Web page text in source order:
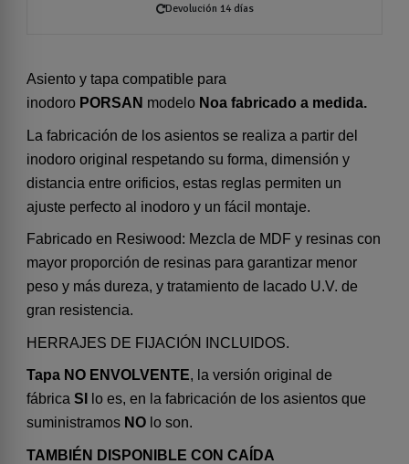
Devolución 14 días
Asiento y tapa compatible para
inodoro PORSAN modelo Noa fabricado a medida.
La fabricación de los asientos se realiza a partir del
inodoro original respetando su forma, dimensión y
distancia entre orificios, estas reglas permiten un
ajuste perfecto al inodoro y un fácil montaje.
Fabricado en Resiwood: Mezcla de MDF y resinas con
mayor proporción de resinas para garantizar menor
peso y más dureza, y tratamiento de lacado U.V. de
gran resistencia.
HERRAJES DE FIJACIÓN INCLUIDOS.
Tapa NO ENVOLVENTE, la versión original de
fábrica SI
lo es, en la fabricación de los asientos que
suministramos NO lo son.
TAMBIÉN DISPONIBLE CON CAÍDA